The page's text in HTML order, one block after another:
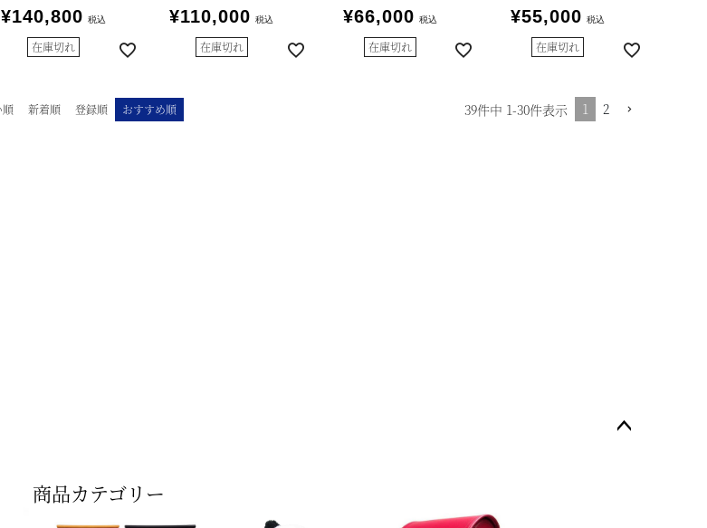
¥140,800 税込
在庫切れ
¥110,000 税込
在庫切れ
¥66,000 税込
在庫切れ
¥55,000 税込
在庫切れ
順 新着順 登録順 おすすめ順 39件中 1-30件表示 1 2
商品カテゴリー